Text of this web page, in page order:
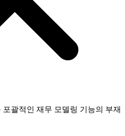
괄적인 재무 모델링 기능의 부재